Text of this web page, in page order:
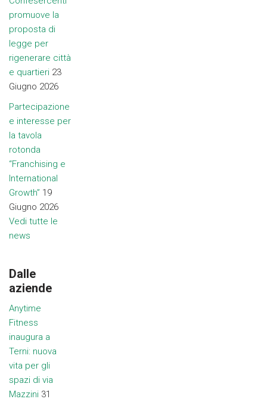
promuove la
proposta di
legge per
rigenerare città
e quartieri 23
Giugno 2026
Partecipazione
e interesse per
la tavola
rotonda
“Franchising e
International
Growth” 19
Giugno 2026
Vedi tutte le
news
Dalle
aziende
Anytime
Fitness
inaugura a
Terni: nuova
vita per gli
spazi di via
Mazzini 31